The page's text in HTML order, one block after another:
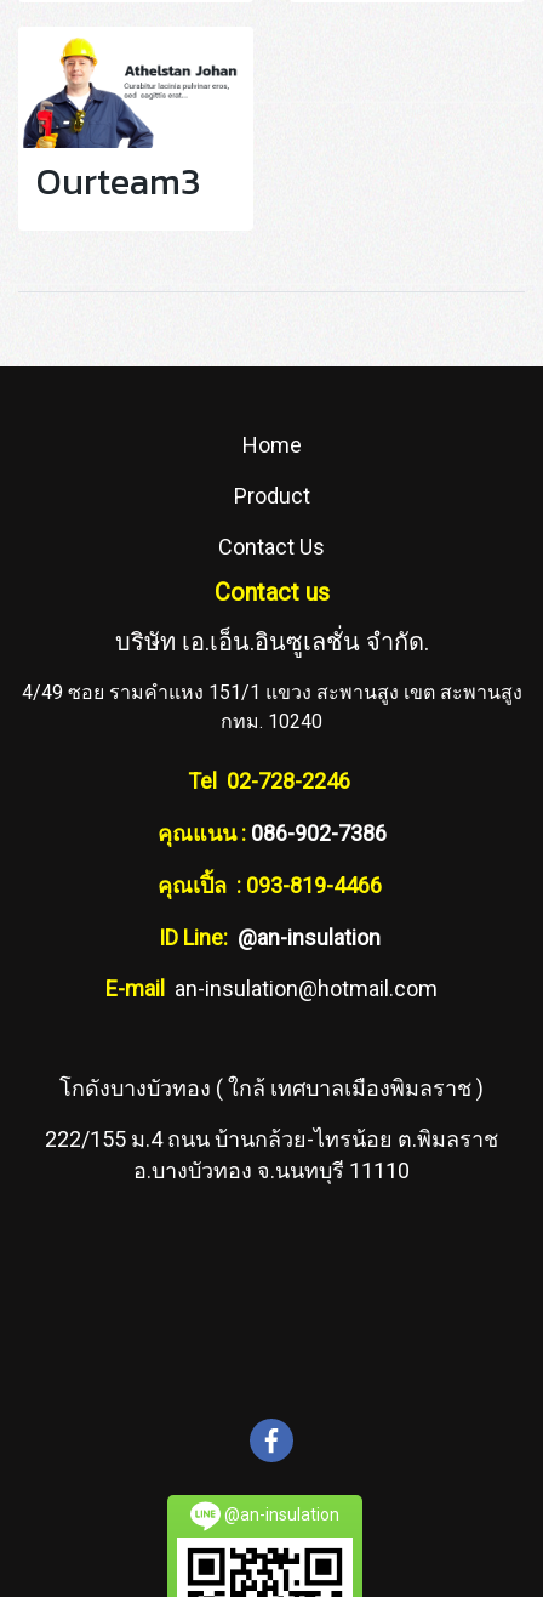
Ourteam3
Home
Product
Contact Us
Contact us
บริษัท เอ.เอ็น.อินซูเลชั่น จำกัด.
4/49 ซอย รามคำแหง 151/1 แขวง สะพานสูง เขต สะพานสูง
กทม. 10240
Tel 02-728-2246
คุณแนน : 086-902-7386
คุณเปิ้ล : 093-819-4466
ID Line: @an-insulation
E-mail an-insulation@hotmail.com
โกดังบางบัวทอง ( ใกล้ เทศบาลเมืองพิมลราช )
222/155 ม.4 ถนน บ้านกล้วย-ไทรน้อย ต.พิมลราช
อ.บางบัวทอง จ.นนทบุรี 11110
@an-insulation